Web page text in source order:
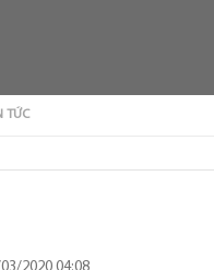
TỨC